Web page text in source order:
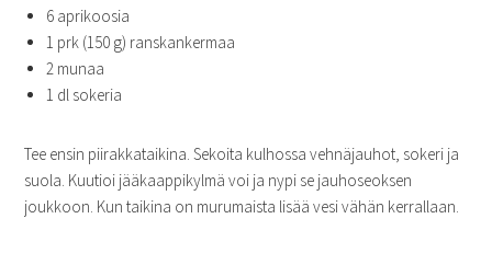
6 aprikoosia
1 prk (150 g) ranskankermaa
2 munaa
1 dl sokeria
Tee ensin piirakkataikina. Sekoita kulhossa vehnäjauhot, sokeri ja
suola. Kuutioi jääkaappikylmä voi ja nypi se jauhoseoksen
joukkoon. Kun taikina on murumaista lisää vesi vähän kerrallaan.